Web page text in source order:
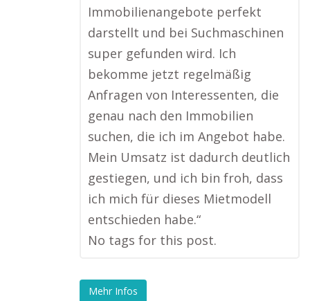
Immobilienangebote perfekt
darstellt und bei Suchmaschinen
super gefunden wird. Ich
bekomme jetzt regelmäßig
Anfragen von Interessenten, die
genau nach den Immobilien
suchen, die ich im Angebot habe.
Mein Umsatz ist dadurch deutlich
gestiegen, und ich bin froh, dass
ich mich für dieses Mietmodell
entschieden habe.“
No tags for this post.
Mehr Infos